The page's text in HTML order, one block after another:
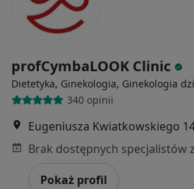
profCymbaLOOK Clinic
Dietetyka, Ginekologia, Ginekologia
340 opinii
Pokaż profil